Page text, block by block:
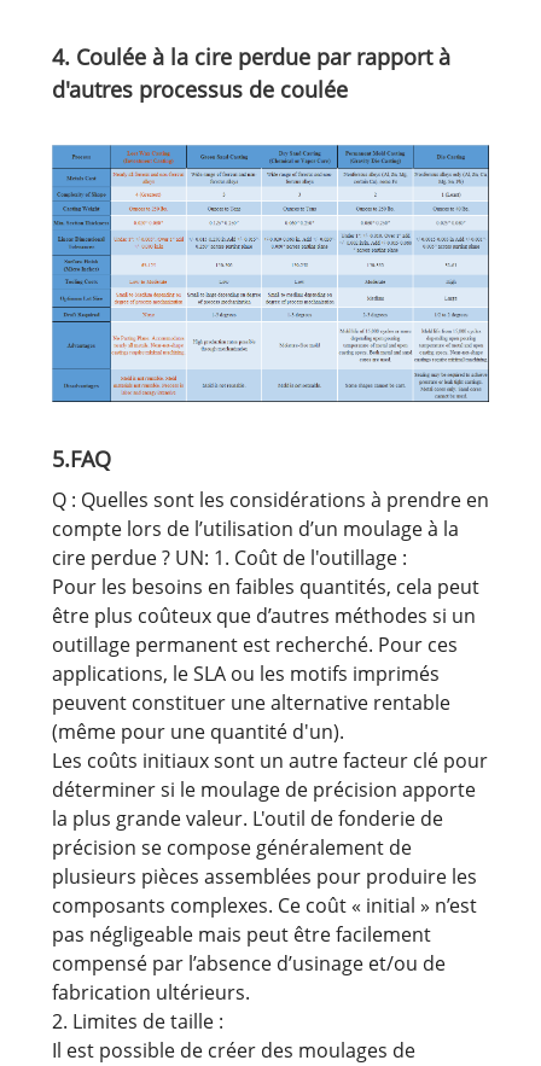
4. Coulée à la cire perdue par rapport à
d'autres processus de coulée
5.FAQ
Q : Quelles sont les considérations à prendre en
compte lors de l’utilisation d’un moulage à la
cire perdue ? UN: 1. Coût de l'outillage :
Pour les besoins en faibles quantités, cela peut
être plus coûteux que d’autres méthodes si un
outillage permanent est recherché. Pour ces
applications, le SLA ou les motifs imprimés
peuvent constituer une alternative rentable
(même pour une quantité d'un).
Les coûts initiaux sont un autre facteur clé pour
déterminer si le moulage de précision apporte
la plus grande valeur. L'outil de fonderie de
précision se compose généralement de
plusieurs pièces assemblées pour produire les
composants complexes. Ce coût « initial » n’est
pas négligeable mais peut être facilement
compensé par l’absence d’usinage et/ou de
fabrication ultérieurs.
2. Limites de taille :
Il est possible de créer des moulages de